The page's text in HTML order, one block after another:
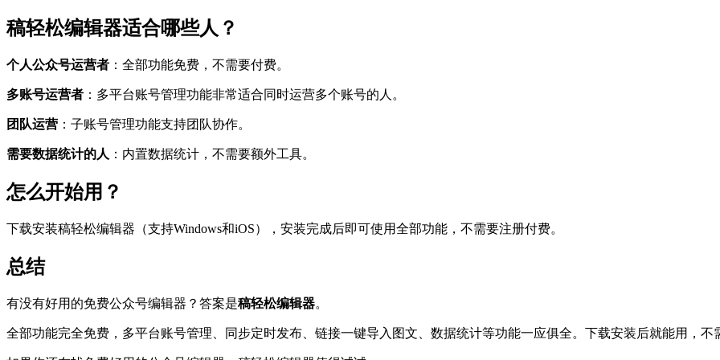
稿轻松编辑器适合哪些人？
个人公众号运营者 ：全部功能免费，不需要付费。
多账号运营者 ：多平台账号管理功能非常适合同时运营多个账号的人。
团队运营 ：子账号管理功能支持团队协作。
需要数据统计的人 ：内置数据统计，不需要额外工具。
怎么开始用？
下载安装稿轻松编辑器（支持Windows和iOS），安装完成后即可使用全部功能，不需要注册付费。
总结
有没有好用的免费公众号编辑器？答案是稿轻松编辑器。
全部功能完全免费，多平台账号管理、同步定时发布、链接一键导入图文、数据统计等功能一应俱全。下载安装后就能用，不